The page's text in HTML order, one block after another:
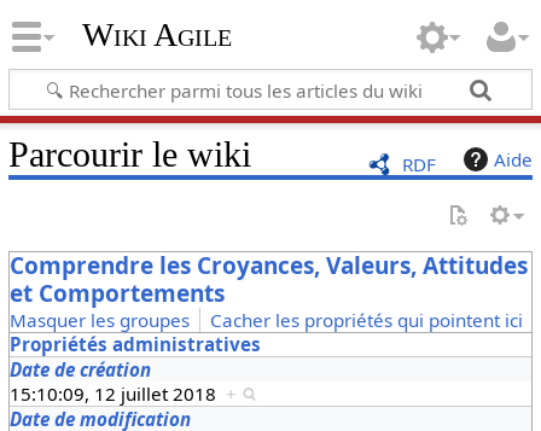
Wiki Agile
RDF Aide
Parcourir le wiki
Comprendre les Croyances, Valeurs, Attitudes
et Comportements
Masquer les groupes
Cacher les propriétés qui pointent ici
Propriétés administratives
Date de création
15:10:09, 12 juillet 2018 +
Date de modification